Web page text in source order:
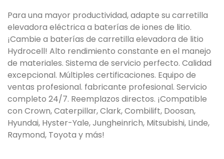
Para una mayor productividad, adapte su carretilla
elevadora eléctrica a baterías de iones de litio.
¡Cambie a baterías de carretilla elevadora de litio
Hydrocell! Alto rendimiento constante en el manejo
de materiales. Sistema de servicio perfecto. Calidad
excepcional. Múltiples certificaciones. Equipo de
ventas profesional. fabricante profesional. Servicio
completo 24/7. Reemplazos directos. ¡Compatible
con Crown, Caterpillar, Clark, Combilift, Doosan,
Hyundai, Hyster-Yale, Jungheinrich, Mitsubishi, Linde,
Raymond, Toyota y más!